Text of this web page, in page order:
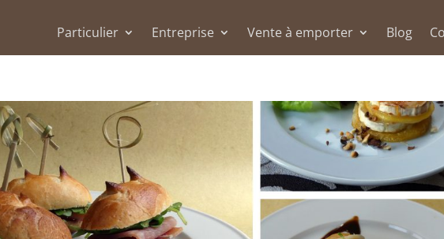
Particulier Entreprise Vente à emporter Blog